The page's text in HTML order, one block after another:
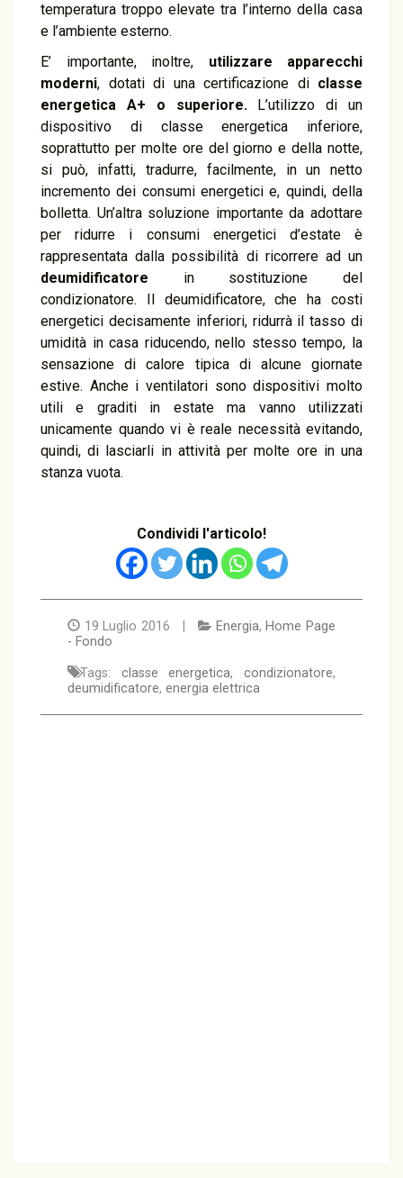
temperatura troppo elevate tra l’interno della casa
e l’ambiente esterno.
E’ importante, inoltre, utilizzare apparecchi
moderni, dotati di una certificazione di classe
energetica A+ o superiore.L’utilizzo di un
dispositivo di classe energetica inferiore,
soprattutto per molte ore del giorno e della notte,
si può, infatti, tradurre, facilmente, in un netto
incremento dei consumi energetici e, quindi, della
bolletta. Un’altra soluzione importante da adottare
per ridurre i consumi energetici d’estate è
rappresentata dalla possibilità di ricorrere ad un
deumidificatore in sostituzione del
condizionatore. Il deumidificatore, che ha costi
energetici decisamente inferiori, ridurrà il tasso di
umidità in casa riducendo, nello stesso tempo, la
sensazione di calore tipica di alcune giornate
estive. Anche i ventilatori sono dispositivi molto
utili e graditi in estate ma vanno utilizzati
unicamente quando vi è reale necessità evitando,
quindi, di lasciarli in attività per molte ore in una
stanza vuota.
Condividi l'articolo!
19 Luglio 2016 | Energia, Home Page
- Fondo
Tags: classe energetica,condizionatore,
deumidificatore, energia elettrica